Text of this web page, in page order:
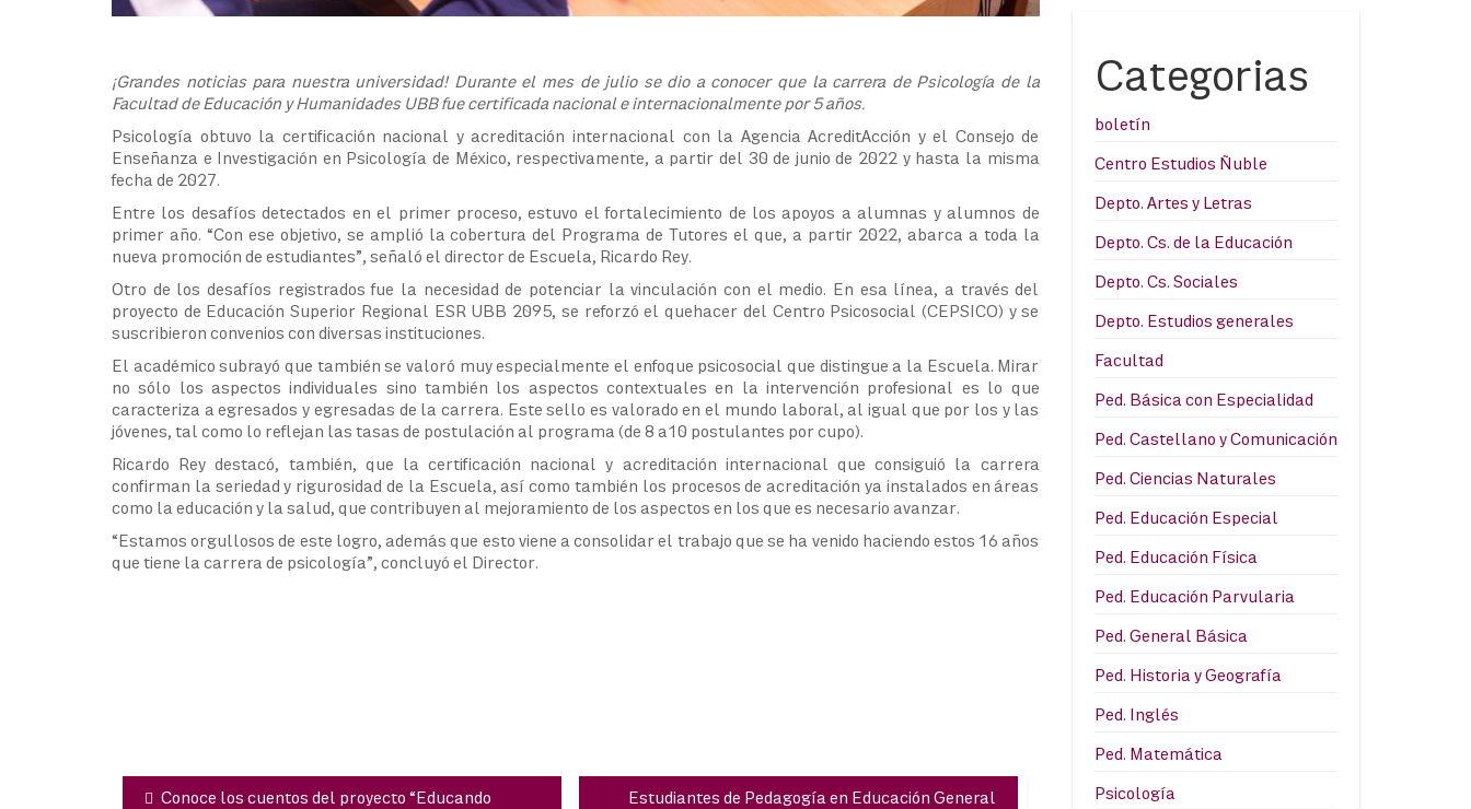
¡Grandes noticias para nuestra universidad! Durante el mes de julio se dio a conocer que la carrera de Psicología de la
Facultad de Educación y Humanidades UBB fue certificada nacional e internacionalmente por 5 años.
Psicología obtuvo la certificación nacional y acreditación internacional con la Agencia AcreditAcción y el Consejo de
Enseñanza e Investigación en Psicología de México, respectivamente, a partir del 30 de junio de 2022 y hasta la misma
fecha de 2027.
Entre los desafíos detectados en el primer proceso, estuvo el fortalecimiento de los apoyos a alumnas y alumnos de
primer año. “Con ese objetivo, se amplió la cobertura del Programa de Tutores el que, a partir 2022, abarca a toda la
nueva promoción de estudiantes”, señaló el director de Escuela, Ricardo Rey.
Otro de los desafíos registrados fue la necesidad de potenciar la vinculación con el medio. En esa línea, a través del
proyecto de Educación Superior Regional ESR UBB 2095, se reforzó el quehacer del Centro Psicosocial (CEPSICO) y se
suscribieron convenios con diversas instituciones.
El académico subrayó que también se valoró muy especialmente el enfoque psicosocial que distingue a la Escuela. Mirar
no sólo los aspectos individuales sino también los aspectos contextuales en la intervención profesional es lo que
caracteriza a egresados y egresadas de la carrera. Este sello es valorado en el mundo laboral, al igual que por los y las
jóvenes, tal como lo reflejan las tasas de postulación al programa (de 8 a10 postulantes por cupo).
Ricardo Rey destacó, también, que la certificación nacional y acreditación internacional que consiguió la carrera
confirman la seriedad y rigurosidad de la Escuela, así como también los procesos de acreditación ya instalados en áreas
como la educación y la salud, que contribuyen al mejoramiento de los aspectos en los que es necesario avanzar.
“Estamos orgullosos de este logro, además que esto viene a consolidar el trabajo que se ha venido haciendo estos 16 años
que tiene la carrera de psicología”, concluyó el Director.
Conoce los cuentos del proyecto “Educando
Estudiantes de Pedagogía en Educación General
Categorias
boletín
Centro Estudios Ñuble
Depto. Artes y Letras
Depto. Cs. de la Educación
Depto. Cs. Sociales
Depto. Estudios generales
Facultad
Ped. Básica con Especialidad
Ped. Castellano y Comunicación
Ped. Ciencias Naturales
Ped. Educación Especial
Ped. Educación Física
Ped. Educación Parvularia
Ped. General Básica
Ped. Historia y Geografía
Ped. Inglés
Ped. Matemática
Psicología